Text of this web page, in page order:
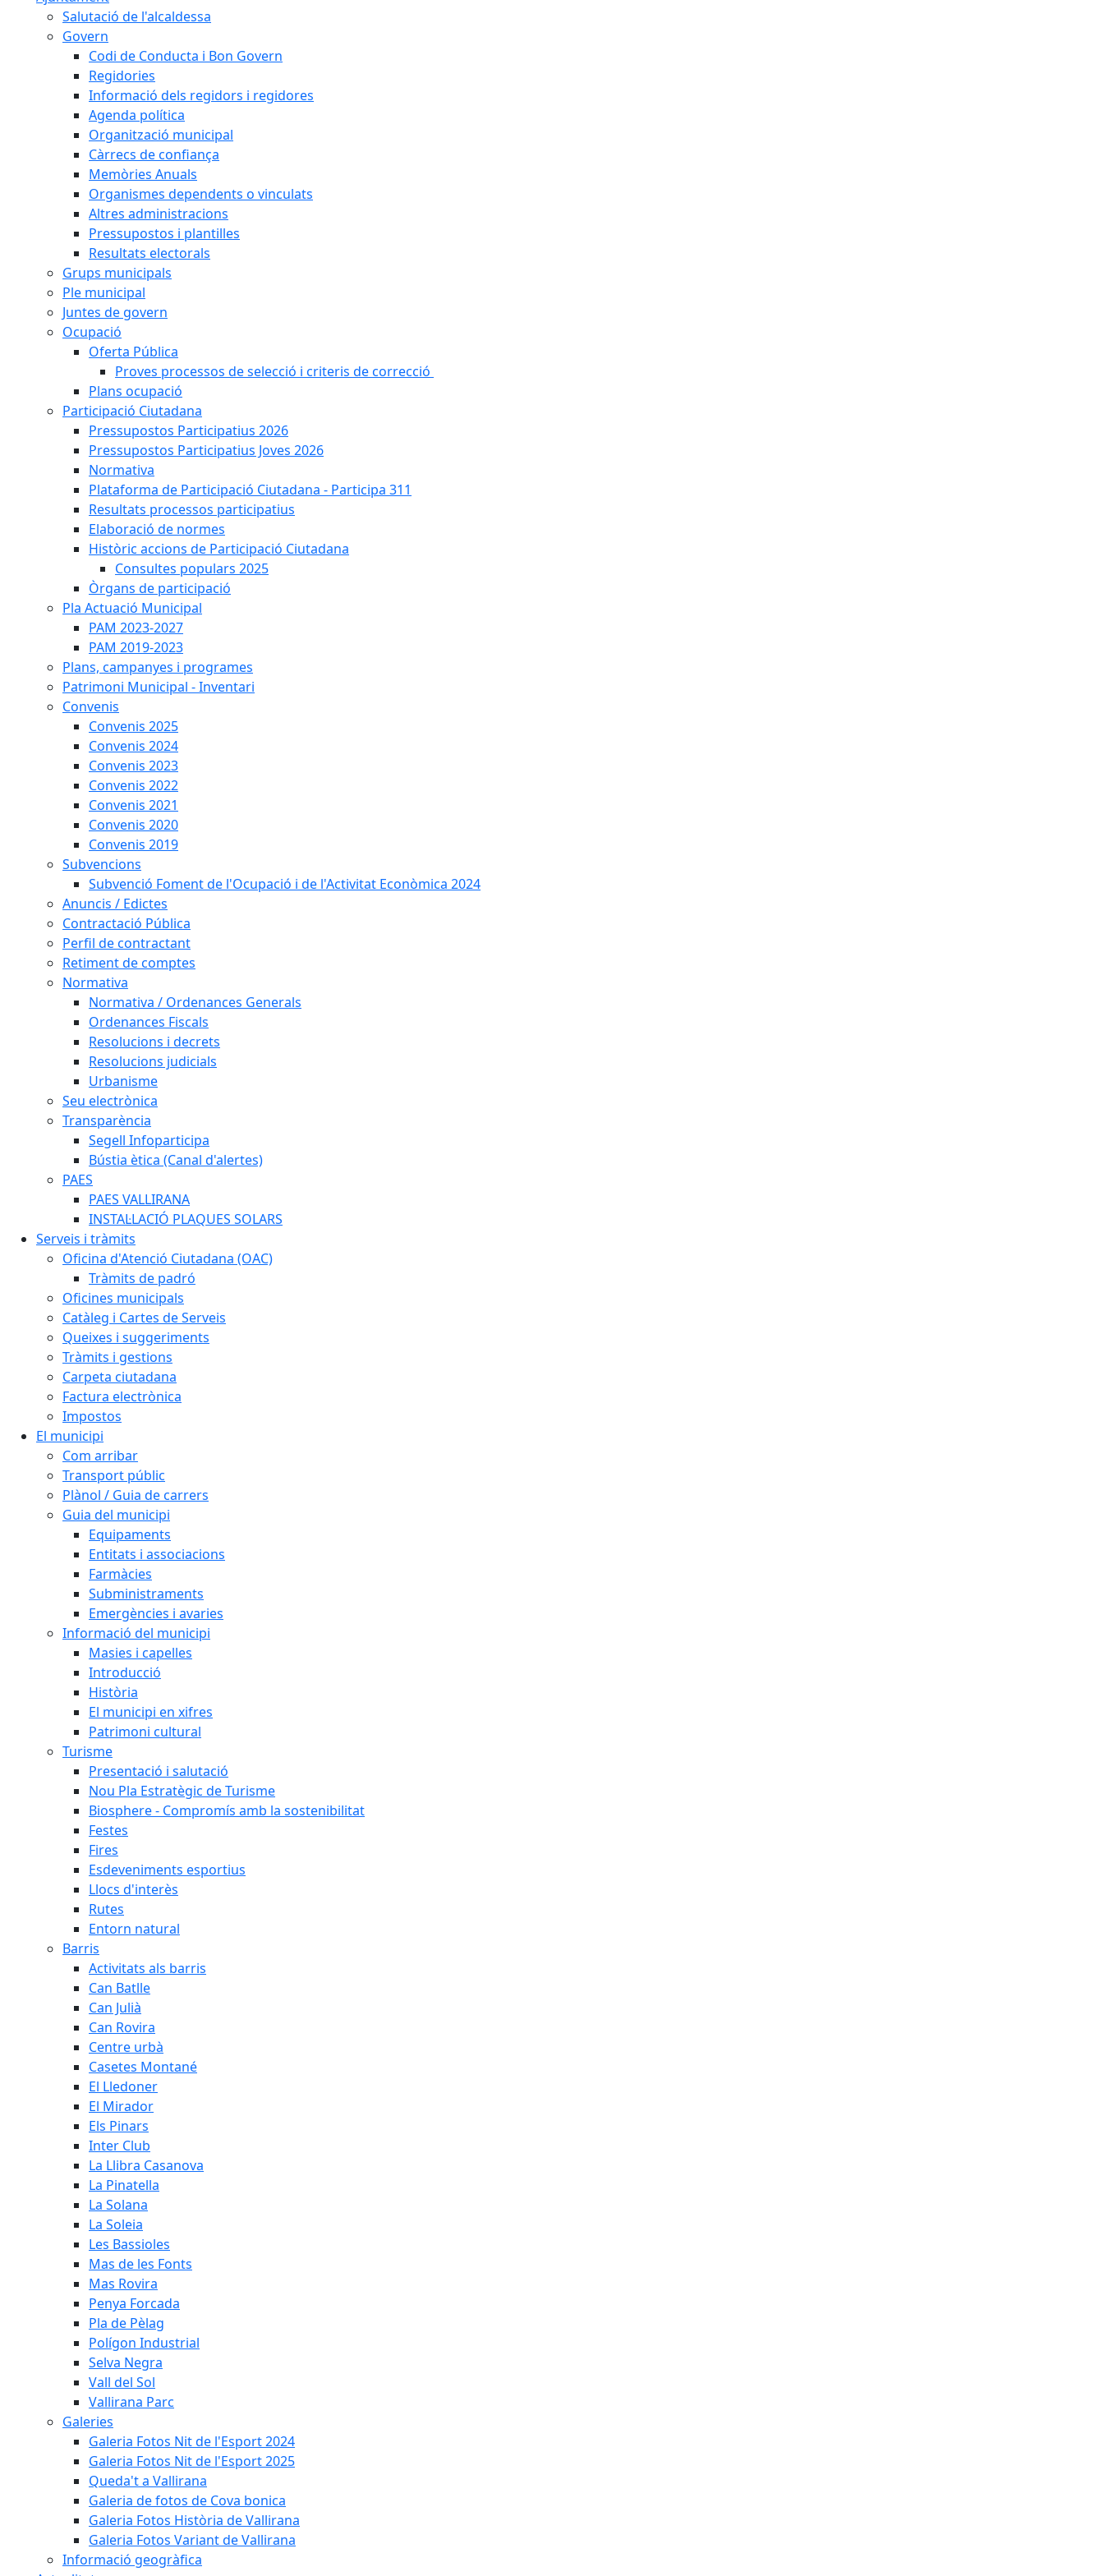
Salutació de l'alcaldessa
Govern
Codi de Conducta i Bon Govern
Regidories
Informació dels regidors i regidores
Agenda política
Organització municipal
Càrrecs de confiança
Memòries Anuals
Organismes dependents o vinculats
Altres administracions
Pressupostos i plantilles
Resultats electorals
Grups municipals
Ple municipal
Juntes de govern
Ocupació
Oferta Pública
Proves processos de selecció i criteris de correcció
Plans ocupació
Participació Ciutadana
Pressupostos Participatius 2026
Pressupostos Participatius Joves 2026
Normativa
Plataforma de Participació Ciutadana - Participa 311
Resultats processos participatius
Elaboració de normes
Històric accions de Participació Ciutadana
Consultes populars 2025
Òrgans de participació
Pla Actuació Municipal
PAM 2023-2027
PAM 2019-2023
Plans, campanyes i programes
Patrimoni Municipal - Inventari
Convenis
Convenis 2025
Convenis 2024
Convenis 2023
Convenis 2022
Convenis 2021
Convenis 2020
Convenis 2019
Subvencions
Subvenció Foment de l'Ocupació i de l'Activitat Econòmica 2024
Anuncis / Edictes
Contractació Pública
Perfil de contractant
Retiment de comptes
Normativa
Normativa / Ordenances Generals
Ordenances Fiscals
Resolucions i decrets
Resolucions judicials
Urbanisme
Seu electrònica
Transparència
Segell Infoparticipa
Bústia ètica (Canal d'alertes)
PAES
PAES VALLIRANA
INSTAL·LACIÓ PLAQUES SOLARS
Serveis i tràmits
Oficina d'Atenció Ciutadana (OAC)
Tràmits de padró
Oficines municipals
Catàleg i Cartes de Serveis
Queixes i suggeriments
Tràmits i gestions
Carpeta ciutadana
Factura electrònica
Impostos
El municipi
Com arribar
Transport públic
Plànol / Guia de carrers
Guia del municipi
Equipaments
Entitats i associacions
Farmàcies
Subministraments
Emergències i avaries
Informació del municipi
Masies i capelles
Introducció
Història
El municipi en xifres
Patrimoni cultural
Turisme
Presentació i salutació
Nou Pla Estratègic de Turisme
Biosphere - Compromís amb la sostenibilitat
Festes
Fires
Esdeveniments esportius
Llocs d'interès
Rutes
Entorn natural
Barris
Activitats als barris
Can Batlle
Can Julià
Can Rovira
Centre urbà
Casetes Montané
El Lledoner
El Mirador
Els Pinars
Inter Club
La Llibra Casanova
La Pinatella
La Solana
La Soleia
Les Bassioles
Mas de les Fonts
Mas Rovira
Penya Forcada
Pla de Pèlag
Polígon Industrial
Selva Negra
Vall del Sol
Vallirana Parc
Galeries
Galeria Fotos Nit de l'Esport 2024
Galeria Fotos Nit de l'Esport 2025
Queda't a Vallirana
Galeria de fotos de Cova bonica
Galeria Fotos Història de Vallirana
Galeria Fotos Variant de Vallirana
Informació geogràfica